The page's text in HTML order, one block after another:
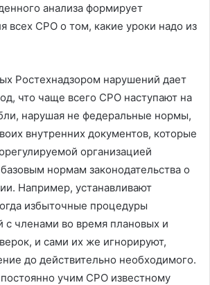
анализа формирует
всех СРО о том, какие уроки надо из
Ростехнадзором нарушений дает
что чаще всего СРО наступают на
нарушая не федеральные нормы,
внутренних документов, которые
организацией
нормам законодательства о
Например, устанавливают
избыточные процедуры
с членами во время плановых и
и сами их же игнорируют,
до действительно необходимого.
учим СРО известному